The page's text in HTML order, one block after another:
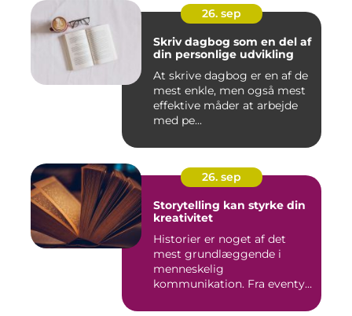
26. sep
Skriv dagbog som en del af
din personlige udvikling
At skrive dagbog er en af de
mest enkle, men også mest
effektive måder at arbejde
med pe...
26. sep
Storytelling kan styrke din
kreativitet
Historier er noget af det
mest grundlæggende i
menneskelig
kommunikation. Fra eventyr